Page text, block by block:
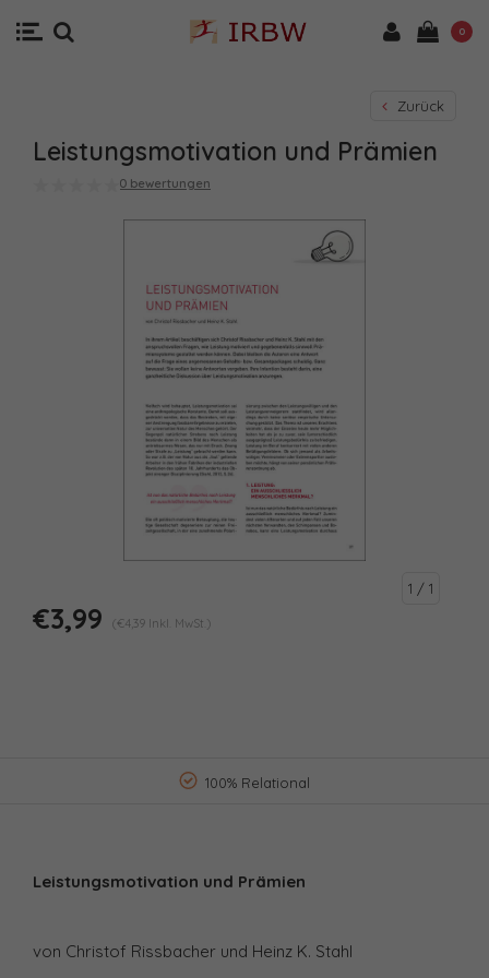
0
Zurück
Leistungsmotivation und Prämien
0 bewertungen
1 / 1
€3,99 (€4,39 Inkl. MwSt.)
100% Relational
Leistungsmotivation und Prämien
von Christof Rissbacher und Heinz K. Stahl